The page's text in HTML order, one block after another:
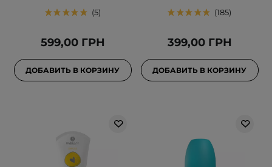
5
599,00 ГРН
ДОБАВИТЬ В КОРЗИНУ
185
399,00 ГРН
ДОБАВИТЬ В КОРЗИНУ